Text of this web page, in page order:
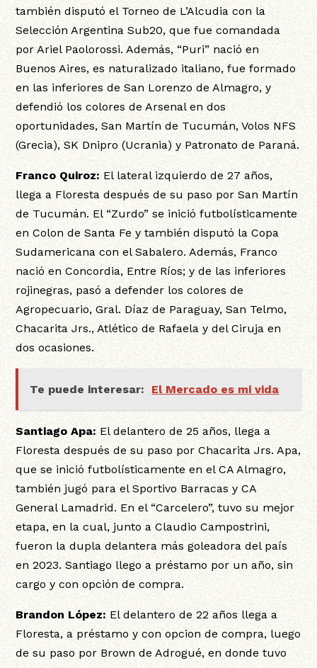
también disputó el Torneo de L’Alcudia con la
Selección Argentina Sub20, que fue comandada
por Ariel Paolorossi. Además, “Puri” nació en
Buenos Aires, es naturalizado italiano, fue formado
en las inferiores de San Lorenzo de Almagro, y
defendió los colores de Arsenal en dos
oportunidades, San Martín de Tucumán, Volos NFS
(Grecia), SK Dnipro (Ucrania) y Patronato de Paraná.
Franco Quiroz: El lateral izquierdo de 27 años,
llega a Floresta después de su paso por San Martín
de Tucumán. El “Zurdo” se inició futbolísticamente
en Colon de Santa Fe y también disputó la Copa
Sudamericana con el Sabalero. Además, Franco
nació en Concordia, Entre Ríos; y de las inferiores
rojinegras, pasó a defender los colores de
Agropecuario, Gral. Díaz de Paraguay, San Telmo,
Chacarita Jrs., Atlético de Rafaela y del Ciruja en
dos ocasiones.
Te puede interesar: El Mercado es mi vida
Santiago Apa: El delantero de 25 años, llega a
Floresta después de su paso por Chacarita Jrs. Apa,
que se inició futbolísticamente en el CA Almagro,
también jugó para el Sportivo Barracas y CA
General Lamadrid. En el “Carcelero”, tuvo su mejor
etapa, en la cual, junto a Claudio Campostrini,
fueron la dupla delantera más goleadora del país
en 2023. Santiago llego a préstamo por un año, sin
cargo y con opción de compra.
Brandon López: El delantero de 22 años llega a
Floresta, a préstamo y con opcion de compra, luego
de su paso por Brown de Adrogué, en donde tuvo